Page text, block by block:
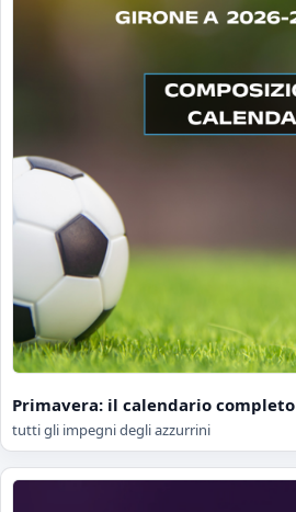
Primavera: il calendario completo
tutti gli impegni degli azzurrini